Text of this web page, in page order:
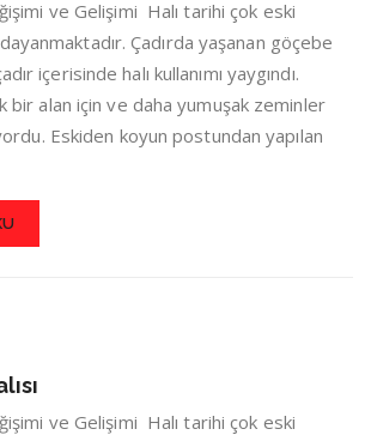
ve Gelişimi Halı tarihi çok eski
Çadırda yaşanan göçebe
içerisinde halı kullanımı yaygındı.
bir alan için ve daha yumuşak zeminler
Eskiden koyun postundan yapılan
ve Gelişimi Halı tarihi çok eski